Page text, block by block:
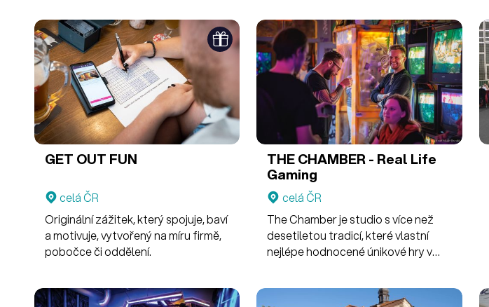
GET OUT FUN
celá ČR
Originální zážitek, který spojuje, baví
a motivuje, vytvořený na míru firmě,
pobočce či oddělení.
THE CHAMBER - Real Life
Gaming
celá ČR
The Chamber je studio s více než
desetiletou tradicí, které vlastní
nejlépe hodnocené únikové hry v